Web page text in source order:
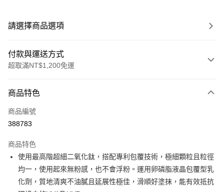
請選擇商品選項
付款與運送方式
超取滿NT$1,200免運
信用卡一次付款
超商取貨付款
Apple Pay
街口支付
商品特色
商品編號
388783
商品特色
使用最高階超細二氧化鈦，搭配專利包覆技術，極細顆粒且粒徑
均一，使用起來無粉感，也不會浮粉。運用卵磷脂液晶包覆型乳
化劑，質地清爽不油膩且延展性極佳，滑順好塗抹，能有效抵抗